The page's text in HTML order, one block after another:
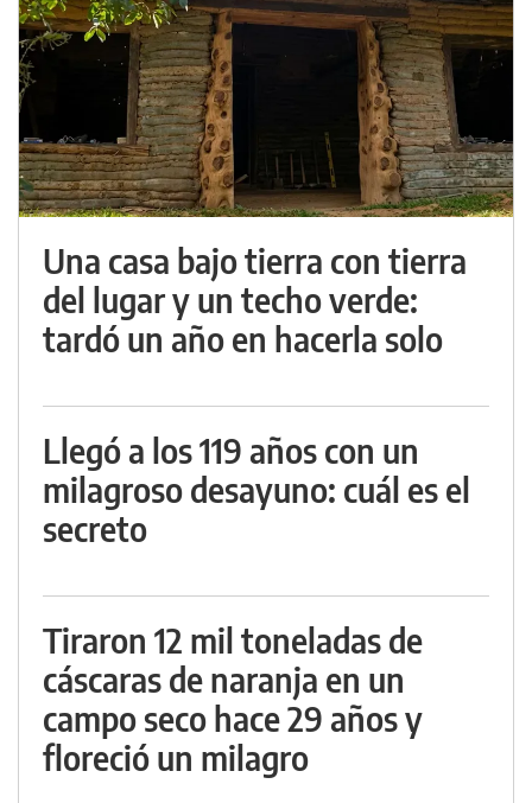
Una casa bajo tierra con tierra
del lugar y un techo verde:
tardó un año en hacerla solo
Llegó a los 119 años con un
milagroso desayuno: cuál es el
secreto
Tiraron 12 mil toneladas de
cáscaras de naranja en un
campo seco hace 29 años y
floreció un milagro